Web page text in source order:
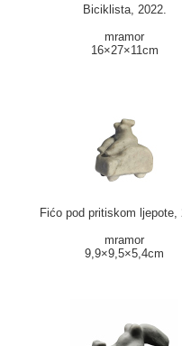
Biciklista, 2022.
mramor
16×27×11cm
Fićo pod pritiskom ljepote,
mramor
9,9×9,5×5,4cm